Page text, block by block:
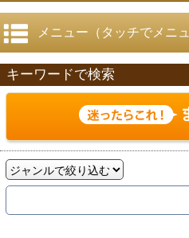
メニュー（タッチでメニ
キーワードで検索